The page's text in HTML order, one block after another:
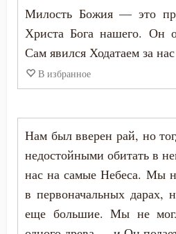
Мощи
Мудрость
Мученичество
Надежда
Наказание
Милость Божия — это
Христа Бога нашего. Он
Сам явился Ходатаем за
В избранное
Нам был вверен рай, но
недостойными обитать в
нас на самые Небеса. Мы
в первоначальных дарах,
еще большие. Мы не